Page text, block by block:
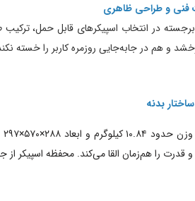
و طراحی ظاهری
و هم در جابه‌جایی روزمره کاربر را خسته
بدنه
و قدرت را هم‌زمان القا می‌کند. محفظه اسپیکر